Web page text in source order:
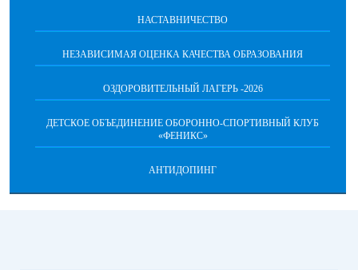
НАСТАВНИЧЕСТВО
НЕЗАВИСИМАЯ ОЦЕНКА КАЧЕСТВА ОБРАЗОВАНИЯ
ОЗДОРОВИТЕЛЬНЫЙ ЛАГЕРЬ -2026
ДЕТСКОЕ ОБЪЕДИНЕНИЕ ОБОРОННО-СПОРТИВНЫЙ КЛУБ
«ФЕНИКС»
АНТИДОПИНГ